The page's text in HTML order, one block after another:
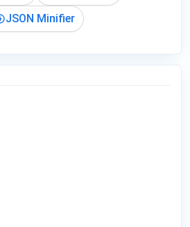
JSON Minifier